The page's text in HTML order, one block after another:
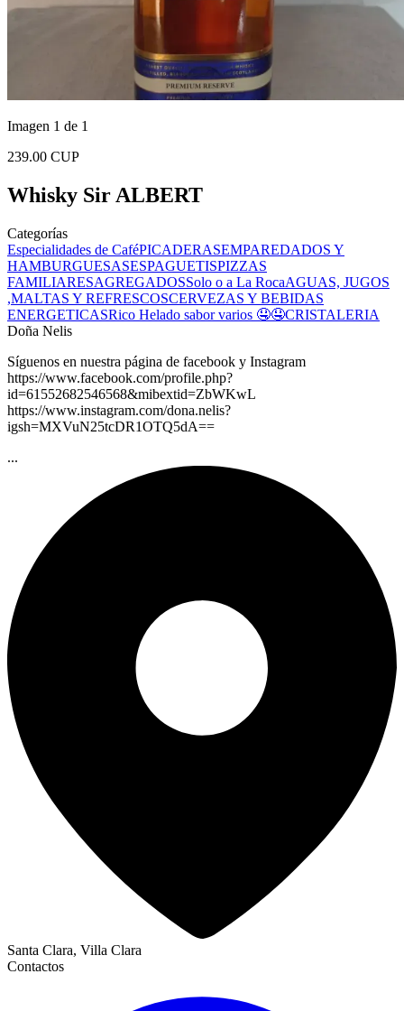
Imagen 1 de 1
239.00 CUP
Whisky Sir ALBERT
Categorías
Especialidades de CaféPICADERASEMPAREDADOS Y
HAMBURGUESASESPAGUETISPIZZAS
FAMILIARESAGREGADOSSolo o a La RocaAGUAS, JUGOS
,MALTAS Y REFRESCOSCERVEZAS Y BEBIDAS
ENERGETICASRico Helado sabor varios 🤤🤤CRISTALERIA
Doña Nelis
Síguenos en nuestra página de facebook y Instagram
https://www.facebook.com/profile.php?
id=61552682546568&mibextid=ZbWKwL
https://www.instagram.com/dona.nelis?
igsh=MXVuN25tcDR1OTQ5dA==
...
Santa Clara, Villa Clara
Contactos